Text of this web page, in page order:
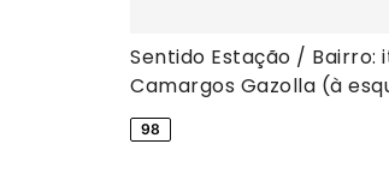
Sentido Estação / Bairro:
Camargos Gazolla (à
98